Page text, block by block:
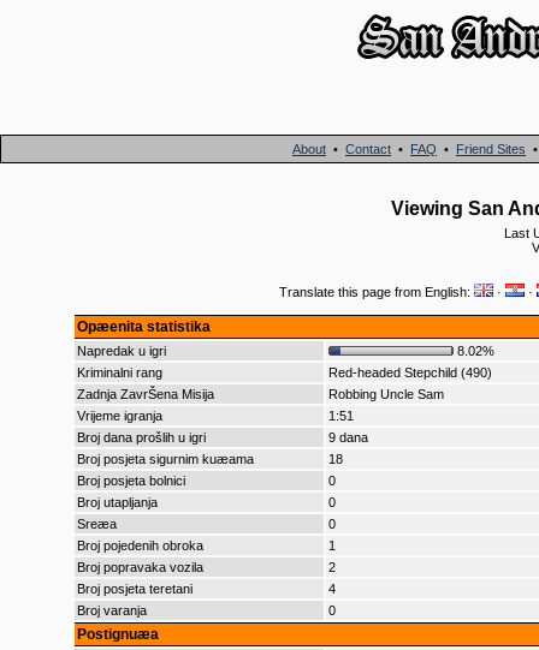
About • Contact • FAQ • Friend Sites
Viewing San
Last
Translate this page from English: · ·
Opæenita statistika
Napredak u igri
8.02%
Kriminalni rang
Red-headed Stepchild (490)
Zadnja ZavrŠena Misija
Robbing Uncle Sam
Vrijeme igranja
1:51
Broj dana prošlih u igri
9 dana
Broj posjeta sigurnim kuæama
18
Broj posjeta bolnici
0
Broj utapljanja
0
Sreæa
0
Broj pojedenih obroka
1
Broj popravaka vozila
2
Broj posjeta teretani
4
Broj varanja
0
Postignuæa